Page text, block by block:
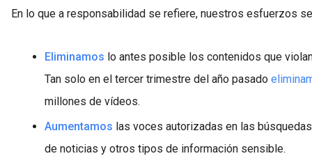
En lo que a responsabilidad se refiere, nuestros esfuerzos
Eliminamos lo antes posible los contenidos que
Tan solo en el tercer trimestre del año pasado
millones de vídeos.
Aumentamos las voces autorizadas en las
de noticias y otros tipos de información sensible.